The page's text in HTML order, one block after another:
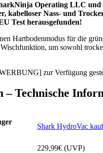
Operating LLC
kabelloser Nass- und
Test herausgefunden!
Hartbodenmodus für die
um sowohl
zur Verfügung
– Technische
Shark HydroVac
229,99€ (UVP)